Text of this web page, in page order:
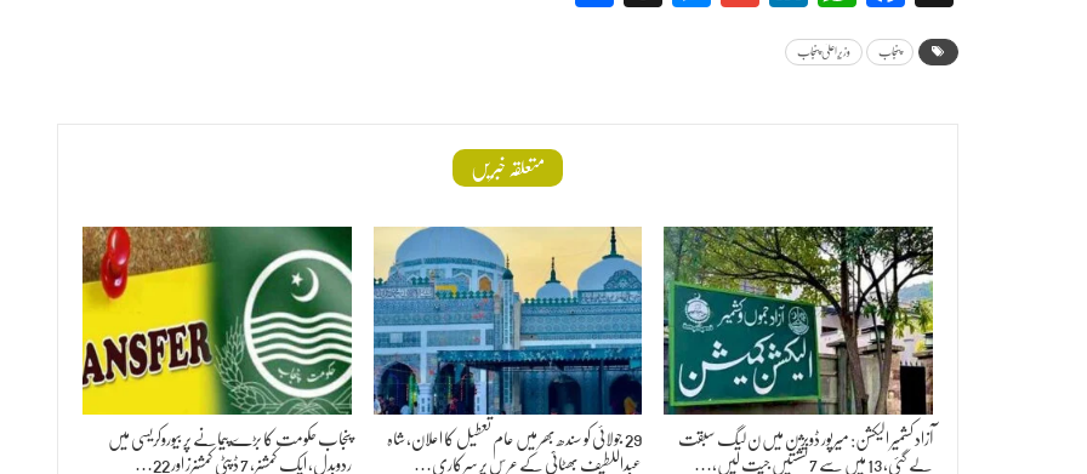
پنجاب وزیراعلیٰ پنجاب
متعلقہ خبریں
آزاد کشمیر الیکشن: میرپور ڈویژن میں ن لیگ سبقت
لے گئی، 13 میں سے 7 نشستیں جیت لیں،…
29 جولائی کو سندھ بھر میں عام تعطیل کا اعلان، شاہ
عبداللطیف بھٹائیؒ کے عرس پر سرکاری…
پنجاب حکومت کا بڑے پیمانے پر بیوروکریسی میں
ردوبدل، ایک کمشنر، 7 ڈپٹی کمشنرز اور 22…